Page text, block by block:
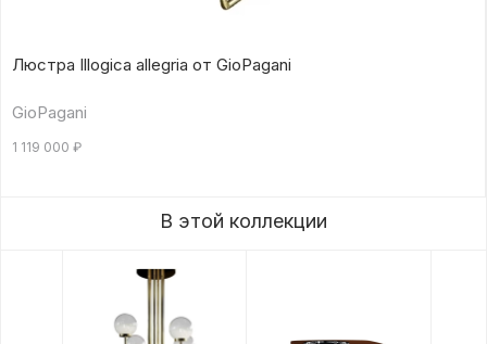
Люстра Illogica allegria от GioPagani
GioPagani
1 119 000 ₽
В этой коллекции